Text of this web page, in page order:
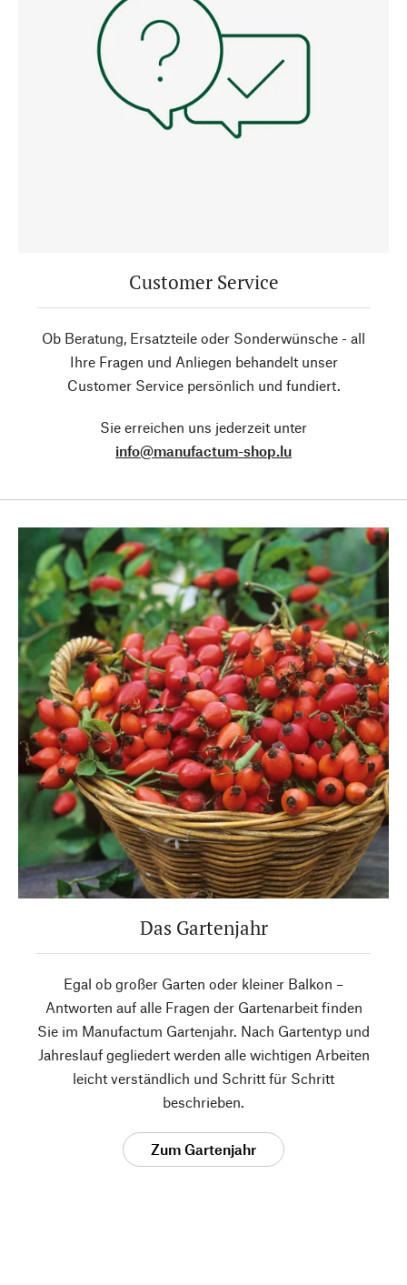
Customer Service
Ob Beratung, Ersatzteile oder Sonderwünsche - all
Ihre Fragen und Anliegen behandelt unser
Customer Service persönlich und fundiert.
Sie erreichen uns jederzeit unter
info@manufactum-shop.lu
Das Gartenjahr
Egal ob großer Garten oder kleiner Balkon –
Antworten auf alle Fragen der Gartenarbeit finden
Sie im Manufactum Gartenjahr. Nach Gartentyp und
Jahreslauf gegliedert werden alle wichtigen Arbeiten
leicht verständlich und Schritt für Schritt
beschrieben.
Zum Gartenjahr